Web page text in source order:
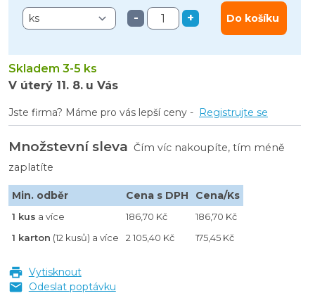
- + Do košíku
Skladem 3-5 ks
V úterý 11. 8. u Vás
Jste firma? Máme pro vás lepší ceny - Registrujte se
Množstevní sleva Čím víc nakoupíte, tím méně
zaplatíte
Min. odběr Cena s DPH Cena/Ks
1 kus a více 186,70 Kč
186,70 Kč
1 karton (12 kusů) a více 2 105,40 Kč 175,45 Kč
Vytisknout
Odeslat poptávku